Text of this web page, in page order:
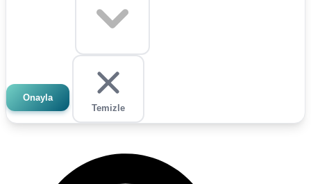
Onayla
Temizle